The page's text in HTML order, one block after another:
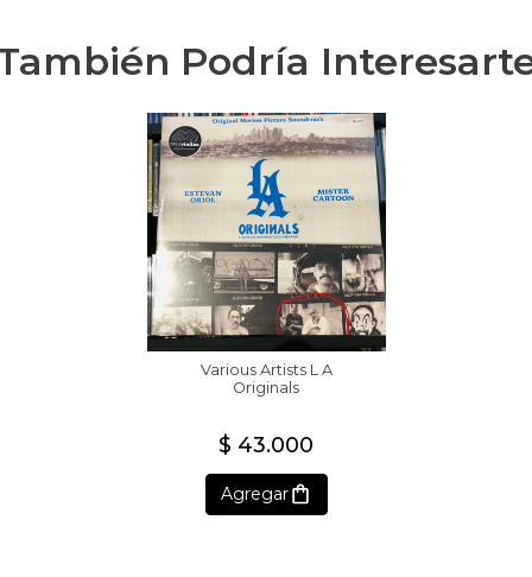
Podría
Various Artists L A
Originals
$ 43.000
Agregar